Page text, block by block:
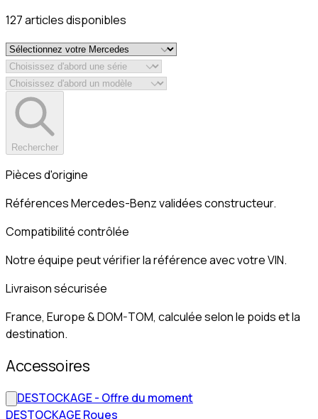
127articlesdisponibles
Rechercher
Pièces d'origine
Références Mercedes-Benz validées constructeur.
Compatibilité contrôlée
Notre équipe peut vérifier la référence avec votre VIN.
Livraison sécurisée
France, Europe & DOM-TOM, calculée selon le poids et la
destination.
Accessoires
DESTOCKAGE - Offre du moment
DESTOCKAGE Roues